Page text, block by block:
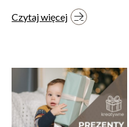
Czytaj więcej